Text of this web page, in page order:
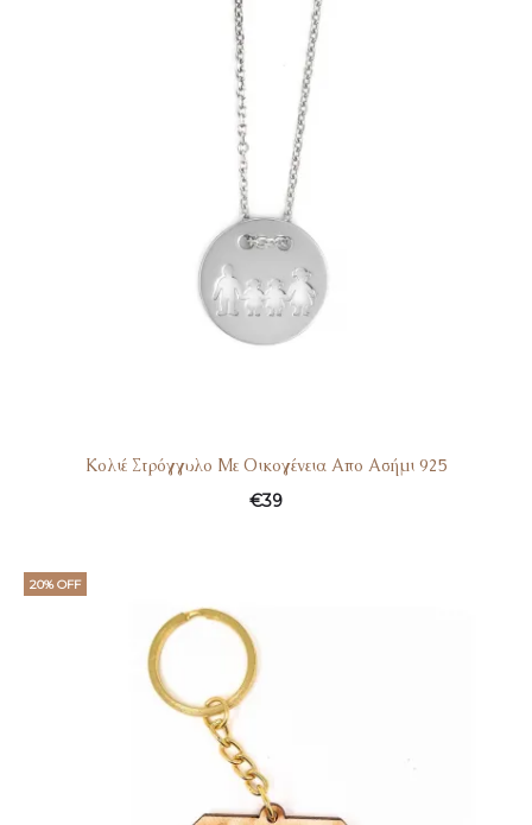
Κολιέ Στρόγγυλο Με Οικογένεια Απο Ασήμι 925
€39
20% OFF